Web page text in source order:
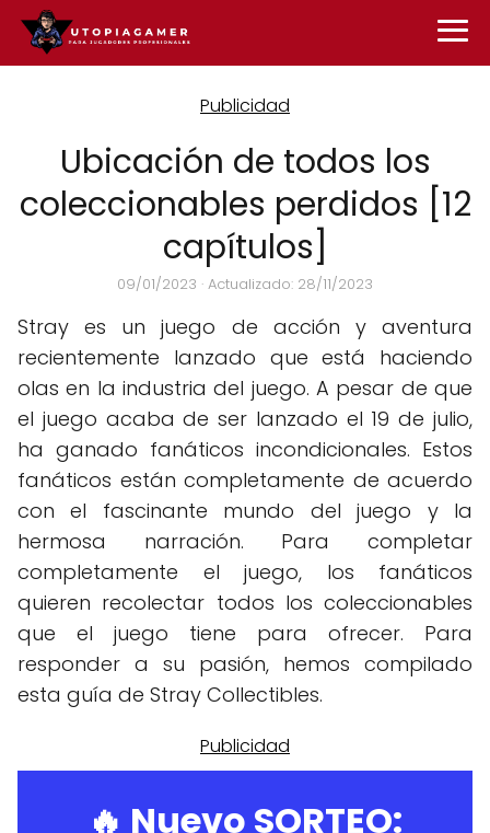
Ubicación de todos los
coleccionables perdidos [12
capítulos]
09/01/2023 · Actualizado: 28/11/2023
Stray es un juego de acción y aventura
recientemente lanzado que está haciendo
olas en la industria del juego. A pesar de que
el juego acaba de ser lanzado el 19 de julio,
ha ganado fanáticos incondicionales. Estos
fanáticos están completamente de acuerdo
con el fascinante mundo del juego y la
hermosa narración. Para completar
completamente el juego, los fanáticos
quieren recolectar todos los coleccionables
que el juego tiene para ofrecer. Para
responder a su pasión, hemos compilado
esta guía de Stray Collectibles.
🔥 Nuevo SORTEO: